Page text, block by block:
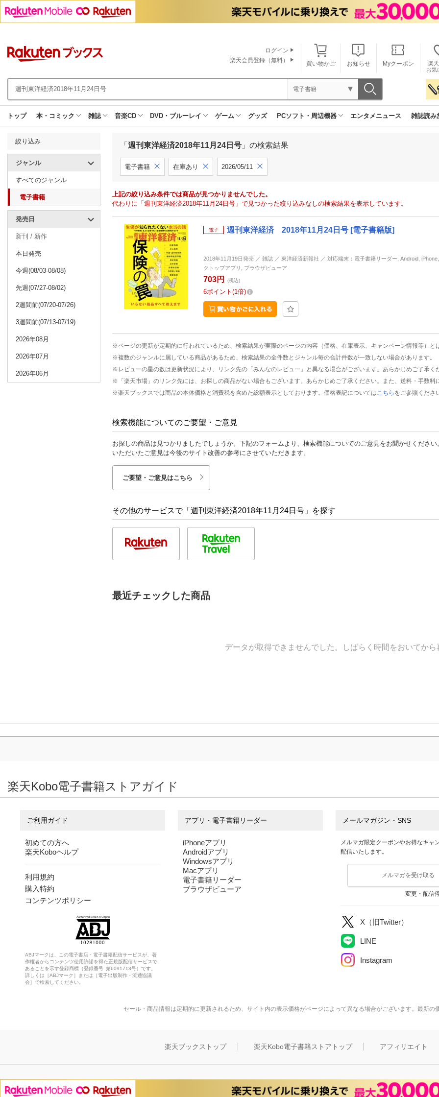
買い物かご お知らせ Myクーポン
楽
お気
ログイン
楽天会員登録（無料）
電子書籍
トップ 本・コミック 雑誌 音楽CD DVD・ブルーレイ ゲーム グッズ PCソフト・周辺機器 エンタメニュース 雑誌読み
絞り込み
ジャンル
すべてのジャンル
電子書籍
発売日
新刊 / 新作
本日発売
今週(08/03-08/08)
先週(07/27-08/02)
2週間前(07/20-07/26)
3週間前(07/13-07/19)
2026年08月
2026年07月
2026年06月
「 週刊東洋経済2018年11月24日号 」の検索結果
電子書籍 在庫あり 2026/05/11
上記の絞り込み条件では商品が見つかりませんでした。
代わりに「週刊東洋経済2018年11月24日号」で見つかった絞り込みなしの検索結果を表示しています。
電子 週刊東洋経済 2018年11月24日号 [電子書籍版]
2018年11月19日発売 ／ 雑誌 ／ 東洋経済新報社 ／ 対応端末：電子書籍リーダー, Android,
クトップアプリ, ブラウザビューア
703円 (税込)
6ポイント 1倍
※ページの更新が定期的に行われているため、検索結果が実際のページの内容（価格、在庫表示、キャンペーン情報等）と
※複数のジャンルに属している商品があるため、検索結果の全件数とジャンル毎の合計件数が一致しない場合があります。
※レビューの星の数は更新状況により、リンク先の「みんなのレビュー」と異なる場合がございます。あらかじめご了承く
※「楽天市場」のリンク先には、お探しの商品がない場合もございます。あらかじめご了承ください。また、送料・手数料
※楽天ブックスでは商品の本体価格と消費税を含めた総額表示としております。価格表記については こちら をご参照くださ
検索機能についてのご要望・ご意見
お探しの商品は見つかりましたでしょうか。下記のフォームより、検索機能についてのご意見をお聞かせください
いただいたご意見は今後のサイト改善の参考にさせていただきます。
ご要望・ご意見はこちら
その他のサービスで「週刊東洋経済2018年11月24日号」を探す
最近チェックした商品
データが取得できませんでした。しばらく時間をおいてから
楽天Kobo電子書籍ストアガイド
ご利用ガイド
初めての方へ
楽天Koboヘルプ
利用規約
購入特約
コンテンツポリシー
ABJマークは、この電子書店・電子書籍配信サービスが、著
作権者からコンテンツ使用許諾を得た正規版配信サービスで
あることを示す登録商標（登録番号 第6091713号）です。
詳しくは［ABJマーク］または［電子出版制作・流通協議
会］で検索してください。
アプリ・電子書籍リーダー
iPhoneアプリ
Androidアプリ
Windowsアプリ
Macアプリ
電子書籍リーダー
ブラウザビューア
メールマガジン・SNS
メルマガ限定クーポンやお得なキャ
配信いたします。
メルマガを受け取る
変更・配信
X（旧Twitter）
LINE
Instagram
セール・商品情報は定期的に更新されるため、サイト内の表示価格がページによって異なる場合がございます。最新の
楽天ブックストップ 楽天Kobo電子書籍ストアトップ アフィリエイト